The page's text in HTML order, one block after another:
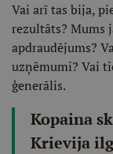
Vai arī tas bija,
rezultāts? Mums
apdraudējums?
uzņēmumi? Vai
ģenerālis.
Kopaina
Krievija